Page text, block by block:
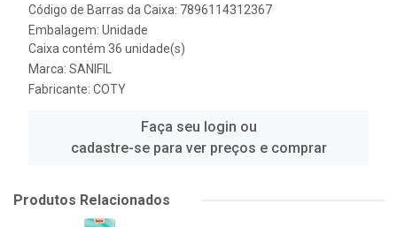
Código de Barras da Caixa: 7896114312367
Embalagem: Unidade
Caixa contém 36 unidade(s)
Marca: SANIFIL
Fabricante: COTY
Faça seu login ou
cadastre-se para ver preços e comprar
Produtos Relacionados